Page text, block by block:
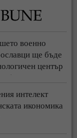
военно
ще бъде
център
интелект
икономика